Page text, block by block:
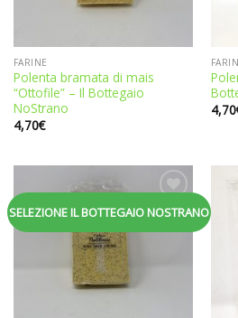
FARINE
Polenta bramata di mais
“Ottofile” – Il Bottegaio
NoStrano
4,70€
4,70
SELEZIONE IL BOTTEGAIO NOSTRANO
Aggiungi
lista dei